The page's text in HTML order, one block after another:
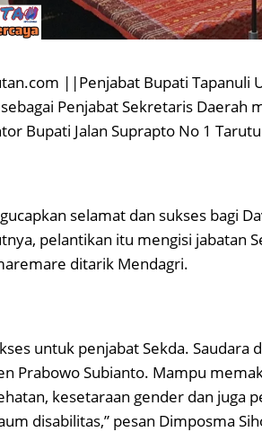
||Penjabat Bupati Tapanuli
Penjabat Sekretaris Daerah
Bupati Jalan Suprapto No 1
selamat dan sukses bagi
pelantikan itu mengisi jabatan
ditarik Mendagri.
untuk penjabat Sekda.
Prabowo Subianto. Mampu
kesetaraan gender dan juga
disabilitas,” pesan Dimposma